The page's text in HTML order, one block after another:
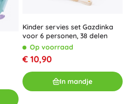
Kinder servies set Gazdinka
voor 6 personen, 38 delen
Op voorraad
€ 10,90
In mandje